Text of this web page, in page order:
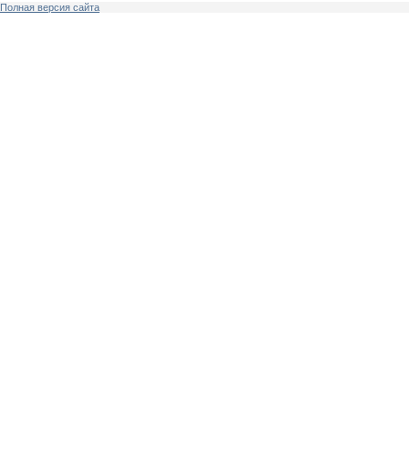
Полная версия сайта